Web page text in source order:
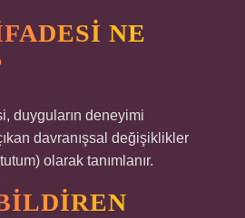
NE
duyguların deneyimi
davranışsal değişiklikler
olarak tanımlanır.